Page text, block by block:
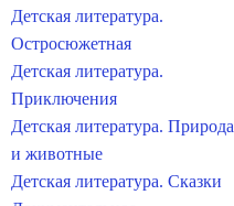
Детская литература.
Остросюжетная
Детская литература.
Приключения
Детская литература. Природа
и животные
Детская литература. Сказки